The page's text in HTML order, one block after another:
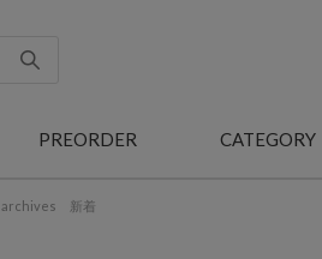
PREORDER CATEGORY
archives 新着